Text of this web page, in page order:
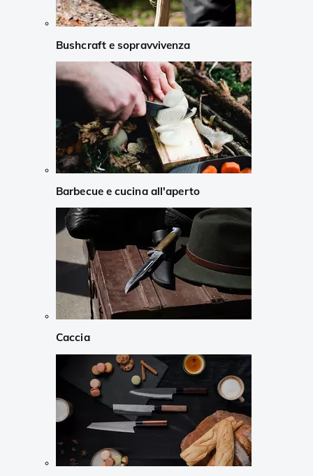
Bushcraft e sopravvivenza
Barbecue e cucina all'aperto
Caccia